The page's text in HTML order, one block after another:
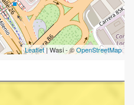
Leaflet| Wasi - ©OpenStreetMap